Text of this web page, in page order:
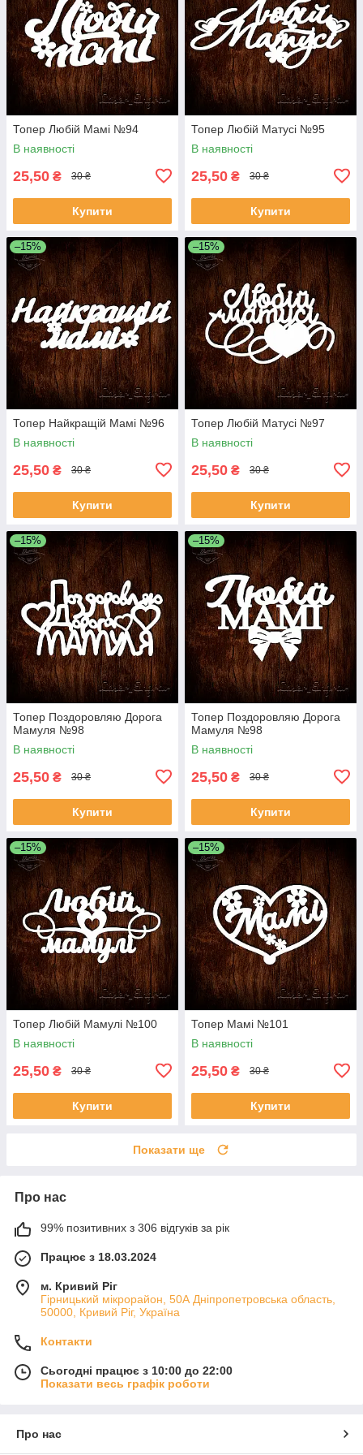
Топер Любій Мамі №94
В наявності
25,50 ₴ 30 ₴
Купити
Топер Любій Матусі №95
В наявності
25,50 ₴ 30 ₴
Купити
–15%
Топер Найкращій Мамі №96
В наявності
25,50 ₴ 30 ₴
Купити
–15%
Топер Любій Матусі №97
В наявності
25,50 ₴ 30 ₴
Купити
–15%
Топер Поздоровляю Дорога
Мамуля №98
В наявності
25,50 ₴ 30 ₴
Купити
–15%
Топер Поздоровляю Дорога
Мамуля №98
В наявності
25,50 ₴ 30 ₴
Купити
–15%
Топер Любій Мамулі №100
В наявності
25,50 ₴ 30 ₴
Купити
–15%
Топер Мамі №101
В наявності
25,50 ₴ 30 ₴
Купити
Показати ще
Про нас
99% позитивних з 306 відгуків за рік
Працює з 18.03.2024
м. Кривий Ріг
Гірницький мікрорайон, 50А Дніпропетровська область,
50000, Кривий Ріг, Україна
Контакти
Сьогодні працює з 10:00 до 22:00
Показати весь графік роботи
Про нас